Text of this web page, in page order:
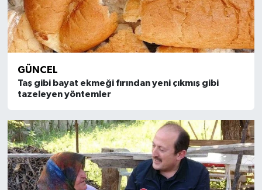
GÜNCEL
Taş gibi bayat ekmeği fırından yeni çıkmış gibi
tazeleyen yöntemler